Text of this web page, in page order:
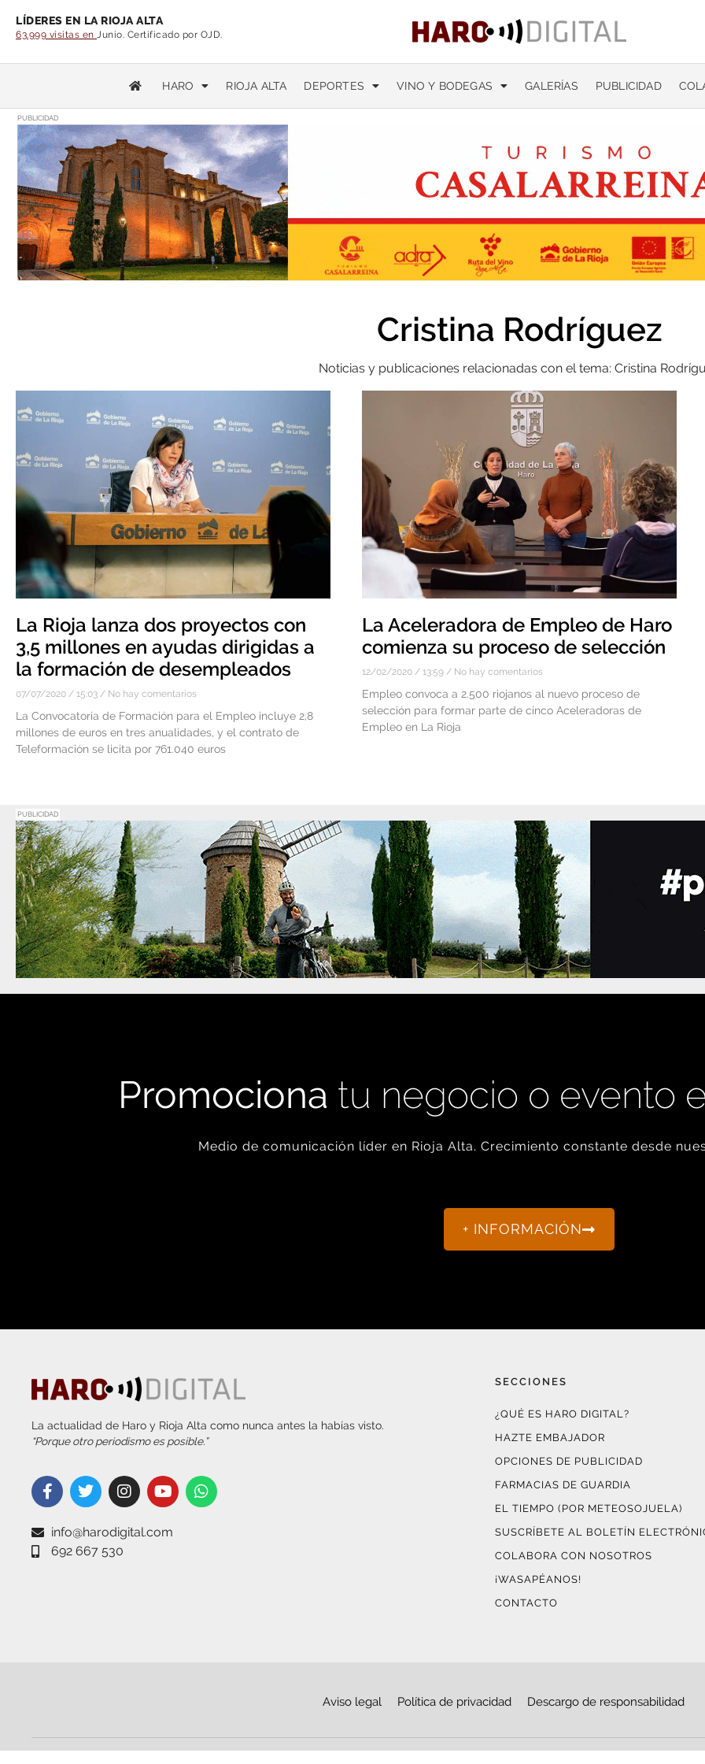
LÍDERES EN LA RIOJA ALTA
63.999 visitas en Junio. Certificado por OJD.
HARO RIOJA ALTA DEPORTES VINO Y BODEGAS GALERÍAS PUBLICIDAD
PUBLICIDAD
Cristina Rodríguez
Noticias y publicaciones relacionadas con el tema: Cristina
La Rioja lanza dos proyectos con
3,5 millones en ayudas dirigidas a
la formación de desempleados
07/07/2020 15:03 No hay comentarios
La Convocatoria de Formación para el Empleo incluye 2,8
millones de euros en tres anualidades, y el contrato de
Teleformación se licita por 761.040 euros
La Aceleradora de Empleo de Haro
comienza su proceso de selección
12/02/2020 13:59 No hay comentarios
Empleo convoca a 2.500 riojanos al nuevo proceso de
selección para formar parte de cinco Aceleradoras de
Empleo en La Rioja
PUBLICIDAD
Promociona tu negocio o evento
Medio de comunicación líder en Rioja Alta. Crecimiento constante desde
+ INFORMACIÓN
La actualidad de Haro y Rioja Alta como nunca antes la habías visto.
“Porque otro periodismo es posible.”
info@harodigital.com
692 667 530
SECCIONES
¿QUÉ ES HARO DIGITAL?
HAZTE EMBAJADOR
OPCIONES DE PUBLICIDAD
FARMACIAS DE GUARDIA
EL TIEMPO (POR METEOSOJUELA)
SUSCRÍBETE AL BOLETÍN
COLABORA CON NOSOTROS
¡WASAPÉANOS!
CONTACTO
Aviso legal Política de privacidad Descargo de responsabilidad